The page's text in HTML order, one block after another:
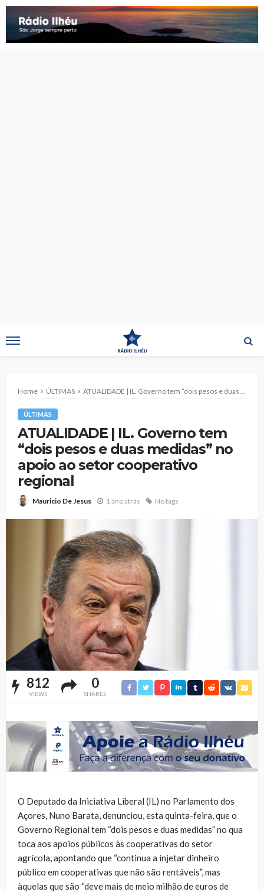
Home ÚLTIMAS ATUALIDADE | IL. Governo tem “dois pesos e duas medidas” no apoio ao setor cooperativo regional
ÚLTIMAS
ATUALIDADE | IL. Governo tem
“dois pesos e duas medidas” no
apoio ao setor cooperativo
regional
Mauricio De Jesus 1 ano atrás No tags
812
VIEWS
0
SHARES
O Deputado da Iniciativa Liberal (IL) no Parlamento dos
Açores, Nuno Barata, denunciou, esta quinta-feira, que o
Governo Regional tem “dois pesos e duas medidas” no qua
toca aos apoios públicos às cooperativas do setor
agrícola, apontando que “continua a injetar dinheiro
público em cooperativas que não são rentáveis”, mas
àquelas que são “deve mais de meio milhão de euros de